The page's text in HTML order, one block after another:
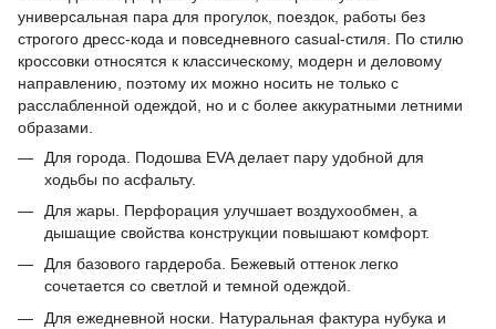
универсальная пара для прогулок, поездок, работы без
строгого дресс-кода и повседневного casual-стиля. По стилю
кроссовки относятся к классическому, модерн и деловому
направлению, поэтому их можно носить не только с
расслабленной одеждой, но и с более аккуратными летними
образами.
Для города. Подошва EVA делает пару удобной для
ходьбы по асфальту.
Для жары. Перфорация улучшает воздухообмен, а
дышащие свойства конструкции повышают комфорт.
Для базового гардероба. Бежевый оттенок легко
сочетается со светлой и темной одеждой.
Для ежедневной носки. Натуральная фактура нубука и